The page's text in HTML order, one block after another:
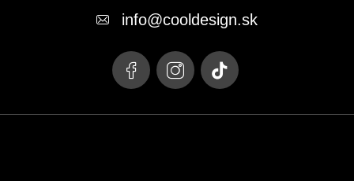
info@cooldesign.sk